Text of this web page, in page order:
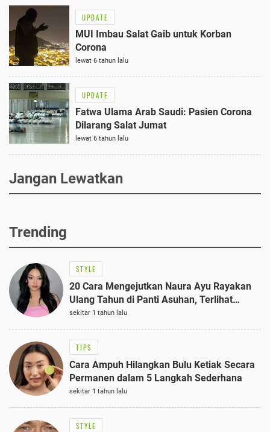
UPDATE
MUI Imbau Salat Gaib untuk Korban
Corona
lewat 6 tahun lalu
UPDATE
Fatwa Ulama Arab Saudi: Pasien Corona
Dilarang Salat Jumat
lewat 6 tahun lalu
Jangan Lewatkan
Trending
STYLE
20 Cara Mengejutkan Naura Ayu Rayakan
Ulang Tahun di Panti Asuhan, Terlihat
Anggun dengan Kaftan Cokelat
sekitar 1 tahun lalu
TIPS
Cara Ampuh Hilangkan Bulu Ketiak Secara
Permanen dalam 5 Langkah Sederhana
sekitar 1 tahun lalu
STYLE